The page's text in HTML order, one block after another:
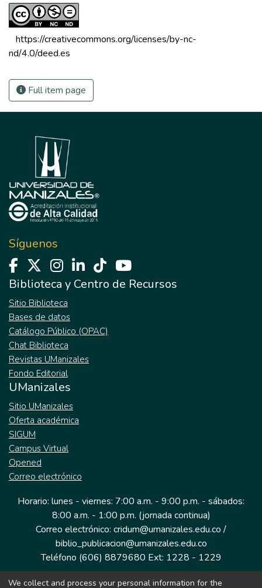
https://creativecommons.org/licenses/by-nc-
nd/4.0/deed.es
Full item page
Síguenos
Biblioteca y Centro de Recursos
Sitio Biblioteca
Bases de datos
Catálogo Público (OPAC)
Chat Biblioteca
Revistas UManizales
Fondo Editorial
UManizales
Sitio UManizales
Oferta académica
SIGUM
Campus Virtual
Opened
Correo electrónico
Horario: lunes - viernes: 7:00 a.m. - 9:00 p.m. - sábados:
8:00 a.m. - 1:00 p.m. (jornada continua)
Correo electrónico: cridum@umanizales.edu.co /
biblio_publicacion@umanizales.edu.co
Teléfono (606) 8879680 Ext: 1228 - 1229
We collect and process your personal information for the